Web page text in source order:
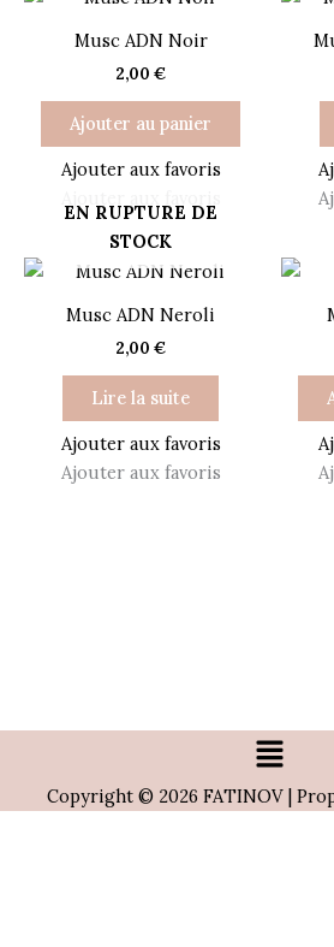
Musc ADN Noir
2,00 €
Ajouter au panier
Ajouter aux favoris
EN RUPTURE DE
STOCK
Musc ADN Neroli
2,00 €
Lire la suite
Ajouter aux favoris
Ajouter aux favoris
Menu
Copyright © 2026 FATINOV |